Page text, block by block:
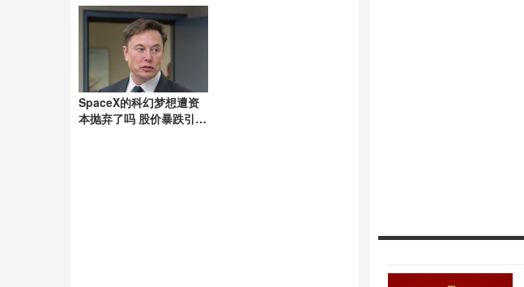
SpaceX的科幻梦想遭资
本抛弃了吗 股价暴跌引发